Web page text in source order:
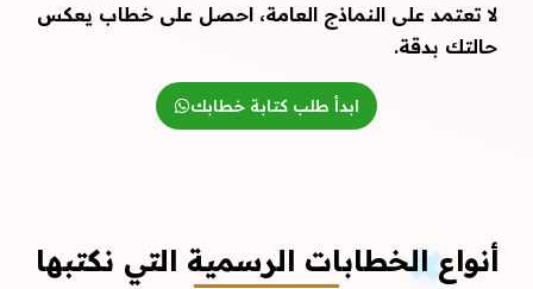
لا تعتمد على النماذج العامة، احصل على خطاب يعكس
حالتك بدقة.
ابدأ طلب كتابة خطابك
أنواع الخطابات الرسمية التي نكتبها